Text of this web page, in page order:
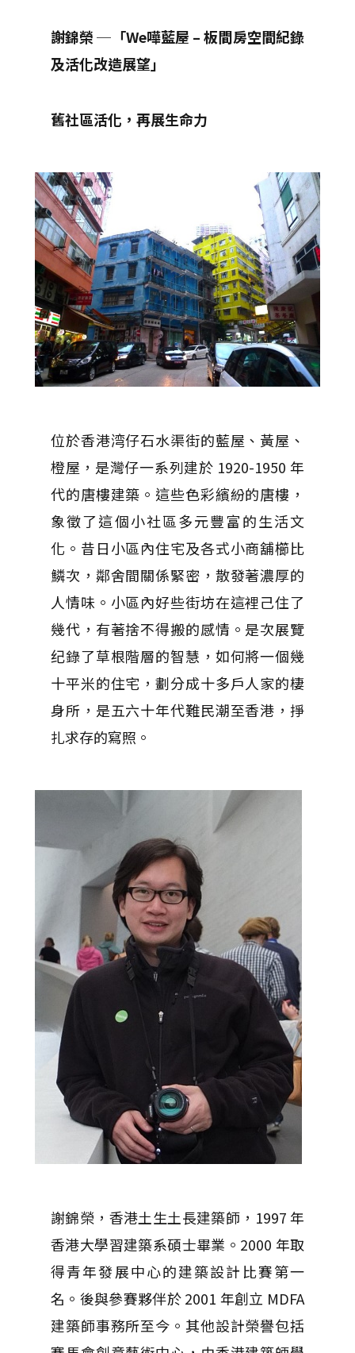
謝錦榮 ─「We嘩藍屋 – 板間房空間紀錄
及活化改造展望」
舊社區活化，再展生命力
位於香港湾仔石水渠街的藍屋、黃屋、
橙屋，是灣仔一系列建於 1920-1950 年
代的唐樓建築。這些色彩繽紛的唐樓，
象徵了這個小社區多元豐富的生活文
化。昔日小區內住宅及各式小商舖櫛比
鱗次，鄰舍間關係緊密，散發著濃厚的
人情味。小區內好些街坊在這裡己住了
幾代，有著捨不得搬的感情。是次展覽
纪錄了草根階層的智慧，如何將一個幾
十平米的住宅，劃分成十多戶人家的棲
身所，是五六十年代難民潮至香港，掙
扎求存的寫照。
謝錦榮，香港土生土長建築師，1997 年
香港大學習建築系碩士畢業。2000 年取
得青年發展中心的建築設計比賽第一
名。後與參賽夥伴於 2001 年創立 MDFA
建築師事務所至今。其他設計榮譽包括